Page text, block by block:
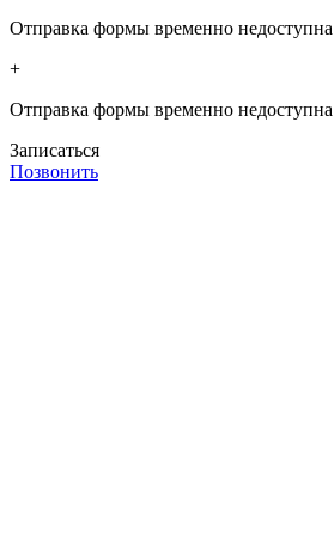
Отправка формы временно недоступна
+
Отправка формы временно недоступна
Записаться
Позвонить